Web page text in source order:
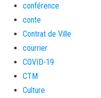
conférence
conte
Contrat de Ville
courrier
COVID-19
CTM
Culture